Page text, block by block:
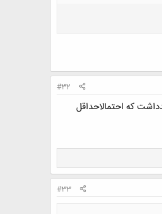
#32
جذب نیرودارد(زمان دقیق آنرانمی دانم ولی گویاحدود4000نفرجذب خواهدداشت که احتمالاحداقل
#33